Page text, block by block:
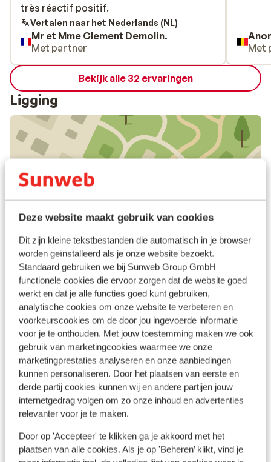
Deze website maakt gebruik van cookies
Dit zijn kleine tekstbestanden die automatisch in je browser
worden geïnstalleerd als je onze website bezoekt.
Standaard gebruiken we bij Sunweb Group GmbH
functionele cookies die ervoor zorgen dat de website goed
werkt en dat je alle functies goed kunt gebruiken,
analytische cookies om onze website te verbeteren en
voorkeurscookies om de door jou ingevoerde informatie
voor je te onthouden. Met jouw toestemming maken we ook
gebruik van marketingcookies waarmee we onze
marketingprestaties analyseren en onze aanbiedingen
kunnen personaliseren. Door het plaatsen van eerste en
derde partij cookies kunnen wij en andere partijen jouw
internetgedrag volgen om zo onze inhoud en advertenties
relevanter voor je te maken.
Door op 'Accepteer' te klikken ga je akkoord met het
plaatsen van alle cookies. Als je op 'Beheren’ klikt, vind je
très réactif positif.
très réactif positif.
Vertalen naar het Nederlands (NL)
Mr et Mme Clement Demolin.
Met partner
Met
Bekijk alle 32 ervaringen
Ligging
In de buurt
Aan het strand (kiezelstrand, ligstoelen (gratis) ,
parasol (gratis) )
Afstand tot privéstrand circa 0 meter
Centrum Faliraki: 3 km
Centrum Rhodes town: 12 km
Afstand tot oude centrum rhodos-stad circa 11
kilometer
Luchthaven: 18 km
Pinautomaat: 30 m
Ook interessant voor jou